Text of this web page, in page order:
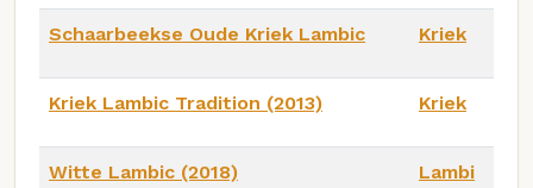
Schaarbeekse Oude Kriek Lambic Kriek
Kriek Lambic Tradition (2013) Kriek
Witte Lambic (2018)
Lambi